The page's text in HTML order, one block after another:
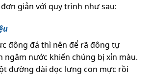
giản với quy trình như sau:
đông đá thì nên để rã đông tự
ngâm nước khiến chúng bị xỉn màu.
đường dài dọc lưng con mực rồi